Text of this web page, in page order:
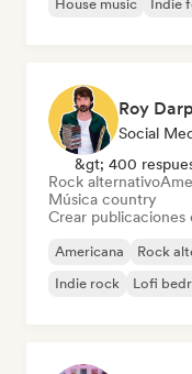
House music
Indie
Roy
Social
&gt; 400
Rock alternativo
Música country
Crear publicaciones
Americana Rock
Indie rock
Lofi